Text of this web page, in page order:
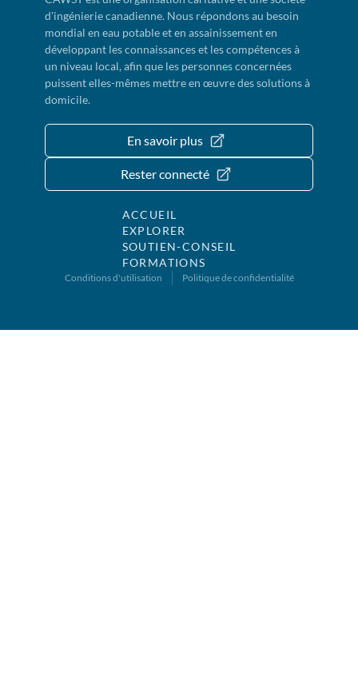
d'ingénierie canadienne. Nous répondons au besoin
mondial en eau potable et en assainissement en
développant les connaissances et les compétences à
un niveau local, afin que les personnes concernées
puissent elles-mêmes mettre en œuvre des solutions à
domicile.
En savoir plus
Rester connecté
ACCUEIL
EXPLORER
SOUTIEN-CONSEIL
FORMATIONS
Conditions d'utilisation Politique de confidentialité